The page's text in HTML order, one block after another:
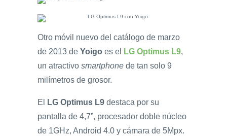
Otro móvil nuevo del catálogo de marzo
de 2013 de Yoigo es el LG Optimus L9,
un atractivo smartphone de tan solo 9
milímetros de grosor.
El LG Optimus L9 destaca por su
pantalla de 4,7”, procesador doble núcleo
de 1GHz, Android 4.0 y cámara de 5Mpx.